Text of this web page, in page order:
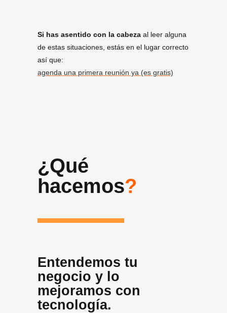
Si has asentido con la cabeza al leer alguna
de estas situaciones, estás en el lugar correcto
así que:
agenda una primera reunión ya (es gratis)
¿Qué
hacemos?
Entendemos tu
negocio y lo
mejoramos con
tecnología.